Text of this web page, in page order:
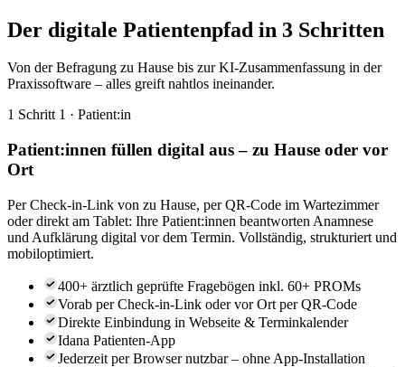
Der digitale Patientenpfad in 3 Schritten
Von der Befragung zu Hause bis zur KI-Zusammenfassung in der
Praxissoftware – alles greift nahtlos ineinander.
1 Schritt 1 · Patient:in
Patient:innen füllen digital aus – zu Hause oder vor
Ort
Per Check-in-Link von zu Hause, per QR-Code im Wartezimmer
oder direkt am Tablet: Ihre Patient:innen beantworten Anamnese
und Aufklärung digital vor dem Termin. Vollständig, strukturiert und
mobiloptimiert.
400+ ärztlich geprüfte Fragebögen inkl. 60+ PROMs
Vorab per Check-in-Link oder vor Ort per QR-Code
Direkte Einbindung in Webseite & Terminkalender
Idana Patienten-App
Jederzeit per Browser nutzbar – ohne App-Installation